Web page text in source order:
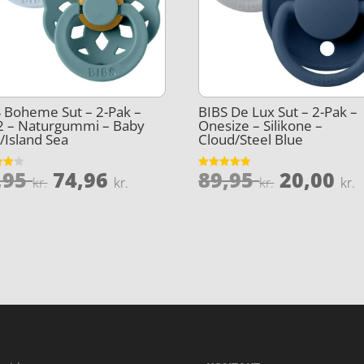
Boheme Sut – 2-Pak –
– Naturgummi – Baby
Sea
kr. Den
oprindelige
74,96 kr.
BIBS De Lux Sut – 2-Pak –
Onesize – Silikone –
Cloud/Steel Blue
Vurderet
4.8
89,95kr. Den
20,00 kr.